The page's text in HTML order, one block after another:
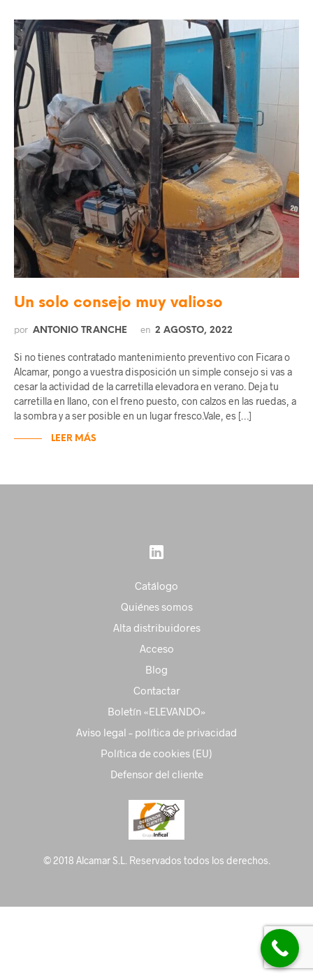
Un solo consejo muy valioso
por ANTONIO TRANCHE en 2 AGOSTO, 2022
Si no tienes contratado mantenimiento preventivo con Ficara o
Alcamar, pongo a vuestra disposición un simple consejo si vas a
cesar la actividad de la carretilla elevadora en verano. Deja tu
carretilla en llano, con el freno puesto, con calzos en las ruedas, a
la sombra y a ser posible en un lugar fresco.Vale, es […]
LEER MÁS
Catálogo
Quiénes somos
Alta distribuidores
Acceso
Blog
Contactar
Boletín «ELEVANDO»
Aviso legal – política de privacidad
Política de cookies (EU)
Defensor del cliente
© 2018 Alcamar S.L. Reservados todos los derechos.